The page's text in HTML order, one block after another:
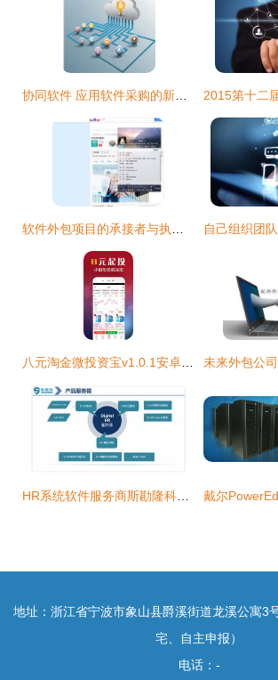
协同软件 应用软件采购的新热点与外包趋势
软件外包项目的承接者与执行流程
八元淘金微投资宝v1.0.1安卓版 腾牛安卓网上的软件外包案例
HR系统软件服务商斯勘隆科技(Scanlon)在沪签约软件外包项目
地址：浙江省宁波市象山县爵溪街道龙溪公寓3
宅、自主申报）
电话：-